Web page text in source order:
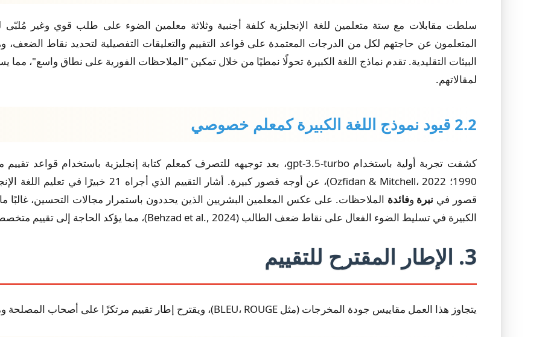
سلطت مقابلات مع ستة متعلمين للغة الإنجليزية كلفة أجنبية وثلاثة معلمين الضوء على طلب قوي وغير
المتعلمون عن حاجتهم لكل من الدرجات المعتمدة على قواعد التقييم والتعليقات التفصيلية لتحديد نقاط الضعف،
البيئات التقليدية. تقدم نماذج اللغة الكبيرة تحولًا نمطيًا من خلال تمكين "الملاحظات الفورية على نطاق واسع"،
لمقالاتهم.
2.2 قيود نموذج اللغة الكبيرة كمعلم خصوصي
كشفت تجربة أولية باستخدامgpt-3.5-turbo
قصور في نبرة وفائدة الملاحظات. على عكس المعلمين البشريين الذين يحددون باستمرار مجالات التحسين، غالبًا
الكبيرة في تسليط الضوء الفعال على نقاط ضعف الطالب (Behzad et al., 2024)، مما يؤكد الحاجة إلى تقييم متخصص.
3. الإطار المقترح للتقييم
يتجاوز هذا العمل مقاييس جودة المخرجات (مثل BLEU، ROUGE)، ويقترح إطار تقييم مرتكزًا على أصحاب المصلحة ومتأسسًا على أسس تربوية.